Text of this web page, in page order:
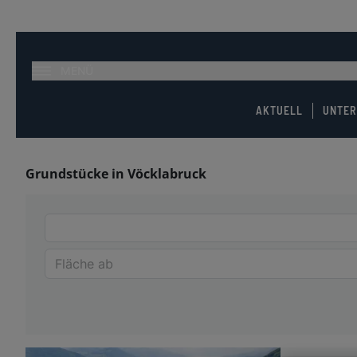
AKTUELL
Grundstücke in Vöcklabruck